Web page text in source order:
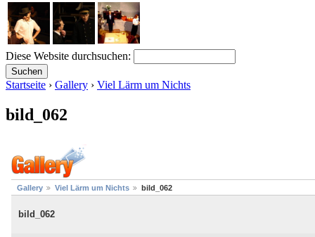
Diese Website durchsuchen:
Startseite › Gallery › Viel Lärm um Nichts
bild_062
Gallery Viel Lärm um Nichts bild_062
bild_062